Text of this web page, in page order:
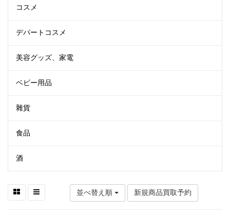
コスメ
デパートコスメ
美容グッズ、家電
ベビー用品
雜貨
食品
酒
並べ替え順 新規商品買取予約